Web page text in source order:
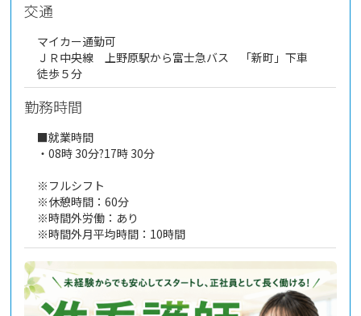
交通
マイカー通勤可
ＪＲ中央線 上野原駅から富士急バス 「新町」下車
徒歩５分
勤務時間
■就業時間
・08時 30分?17時 30分
※フルシフト
※休憩時間：60分
※時間外労働：あり
※時間外月平均時間：10時間